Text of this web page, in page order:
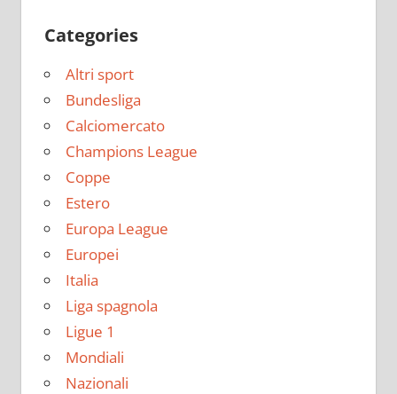
Categories
Altri sport
Bundesliga
Calciomercato
Champions League
Coppe
Estero
Europa League
Europei
Italia
Liga spagnola
Ligue 1
Mondiali
Nazionali